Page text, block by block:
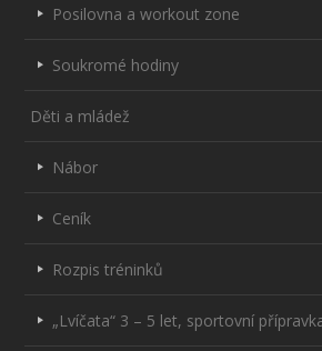
Posilovna a workout zone
Soukromé hodiny
Děti a mládež
Nábor
Ceník
Rozpis tréninků
„Lvíčata“ 3 – 5 let, sportovní